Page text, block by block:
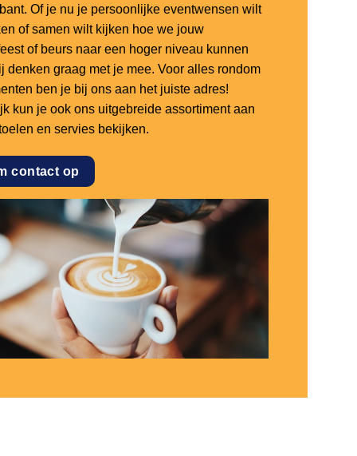
Of je nu je persoonlijke eventwensen wilt
of samen wilt kijken hoe we jouw
of beurs naar een hoger niveau kunnen
denken graag met je mee. Voor alles rondom
ben je bij ons aan het juiste adres!
kun je ook ons uitgebreide assortiment aan
en servies bekijken.
contact op